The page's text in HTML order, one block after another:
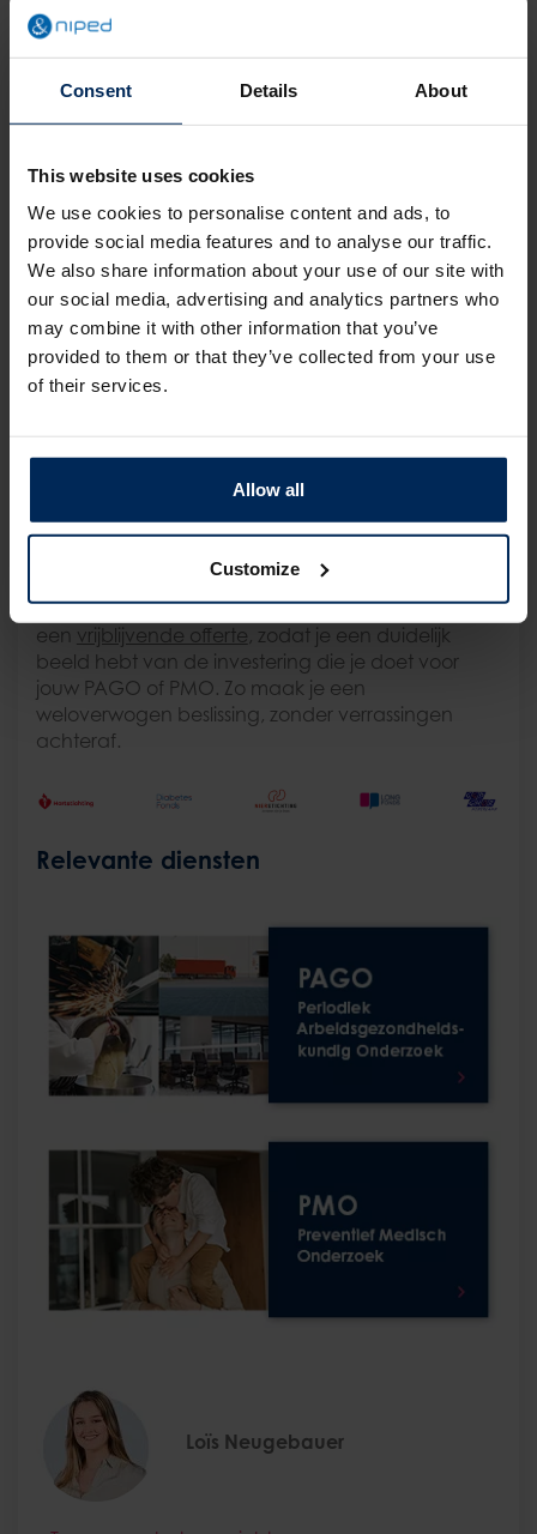
Consent Details About
This website uses cookies
We use cookies to personalise content and ads, to
provide social media features and to analyse our traffic.
We also share information about your use of our site with
our social media, advertising and analytics partners who
may combine it with other information that you’ve
provided to them or that they’ve collected from your use
of their services.
Allow all
Customize
arbodiensten samenwerken om de gezondheid
en het welzijn van je medewerkers te
optimaliseren.
kostenplaatje
Uiteraard is het ook belangrijk om tot slot te kijken
naar het kostenplaatje. De Persoonlijke
Gezondheidscheck is gebaseerd op gevalideerde
vragenlijsten en metingen. Zo sporen we efficiënt
mensen met verhoogde risico’s op en worden
geen overbodige onderzoekeningezet.
(collectieve) zorgverzekeraar
loopt dit voordeel nog verder op.
Benieuwd naar het kostenplaatje? Op basis van
jouw wensen maken wij de kosten snel inzichtelijk in
een vrijblijvende offerte, zodat je een duidelijk
beeld hebt van de investering die je doet voor
jouw PAGO of PMO. Zo maak je een
weloverwogen beslissing, zonder verrassingen
achteraf.
Relevante diensten
Loïs Neugebauer